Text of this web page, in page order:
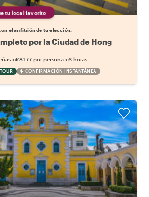
tu local favorito
el anfitrión de tu elección.
por la Ciudad de Hong
• €81.77 por persona • 6 horas
CONFIRMACIÓN INSTANTÁNEA